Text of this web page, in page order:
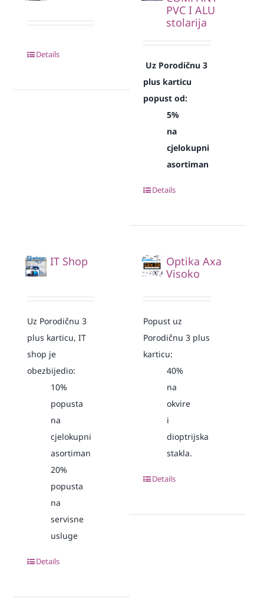
Details
PVC I ALU
stolarija
Uz Porodičnu 3
plus karticu
popust od:
5%
na
cjelokupni
asortiman
Details
IT Shop
Uz Porodičnu 3
plus karticu, IT
shop je
obezbijedio:
10%
popusta
na
cjelokupni
asortiman
20%
popusta
na
servisne
usluge
Details
Optika Axa
Visoko
Popust uz
Porodičnu 3 plus
karticu:
40%
na
okvire
i
dioptrijska
stakla.
Details